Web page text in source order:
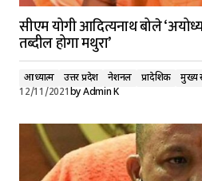
सीएम योगी आदित्यनाथ बोले
तब्दील होगा मथुरा’
आध्यात्म उत्तर प्रदेश नेशनल प्रादेशिक मुख्य
12/11/2021byAdmin K